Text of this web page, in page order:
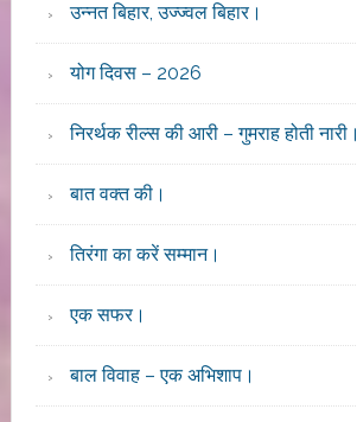
उन्नत बिहार, उज्ज्वल बिहार।
योग दिवस – 2026
निरर्थक रील्स की आरी – गुमराह होती नारी।
बात वक्त की।
तिरंगा का करें सम्मान।
एक सफर।
बाल विवाह – एक अभिशाप।